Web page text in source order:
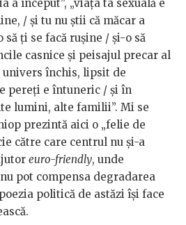
a început”, „viața ta sexuală e
/ și tu nu știi că măcar a
ți se facă rușine / și-o să
casnice și peisajul precar al
univers închis, lipsit de
pereți e întuneric / și în
lumini, alte familii”. Mi se
prezintă aici o „felie de
către care centrul nu și-a
euro-friendly, unde
pot compensa degradarea
politică de astăzi își face